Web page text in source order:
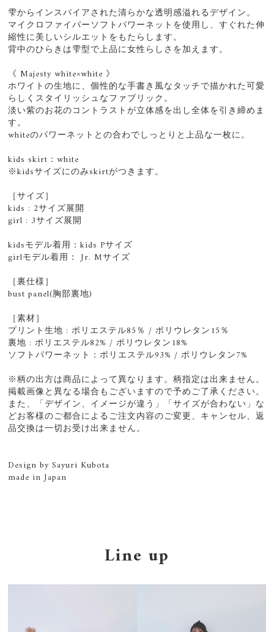
雫からインスパイアされた清らかな透明感溢れるデザイン。
マイクロファイバーソフトパワーネットを使用し、すぐれた伸
縮性に美しいシルエットをもたらします。
背中のひらきは雫型で上品に女性らしさを加えます。
《 Majesty white×white 》
ホワイトの生地に、個性的な手書き風なタッチで描かれた可愛
らしくスタイリッシュなファブリック。
淡い紫のお花のコントラストが立体感を出し全体を引き締めま
す。
whiteのパワーネットとの合わでしっとりと上品な一枚に。
kids skirt：white
※kidsサイズにのみskirtがつきます。
［サイズ］
kids : 2サイズ展開
girl : 3サイズ展開
kidsモデル着用：kids Pサイズ
girlモデル着用： Jr. Mサイズ
［裏仕様］
bust panel(胸部裏地)
［素材］
プリント生地 : ポリエステル85％ / ポリウレタン15％
裏地 : ポリエステル82% / ポリウレタン18%
ソフトパワーネット：ポリエステル93% / ポリウレタン7%
※柄の出方は商品によって異なります。柄指定は出来ません。
掲載画像と異なる場合もございますので予めご了承ください。
また、「デザイン、イメージが違う」「サイズが合わない」な
どお客様のご都合によるご注文内容のご変更、キャンセル、返
品交換は一切お受け出来ません。
Design by Sayuri Kubota
made in Japan
Line up